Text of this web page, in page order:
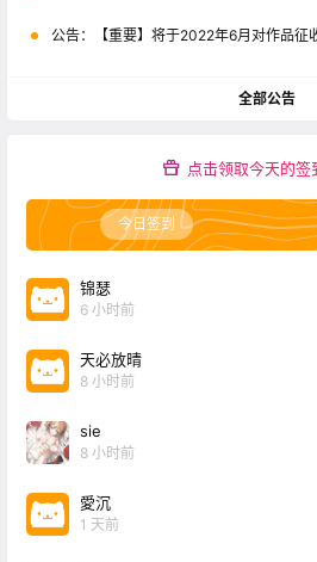
公告： 【重要】将于2022年6月对作品征
全部公告
点击领取今天的签
今日签到
锦瑟
6 小时前
天必放晴
8 小时前
sie
8 小时前
愛沉
1 天前